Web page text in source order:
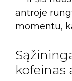
antroje
momentu,
kofeinas